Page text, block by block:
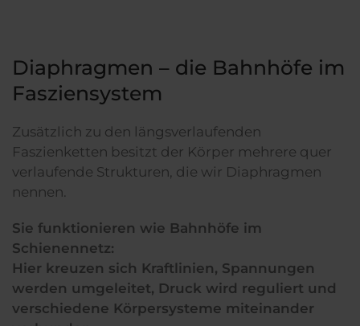
Diaphragmen – die Bahnhöfe im
Fasziensystem
Zusätzlich zu den längsverlaufenden
Faszienketten besitzt der Körper mehrere quer
verlaufende Strukturen, die wir Diaphragmen
nennen.
Sie funktionieren wie Bahnhöfe im
Schienennetz:
Hier kreuzen sich Kraftlinien, Spannungen
werden umgeleitet, Druck wird reguliert und
verschiedene Körpersysteme miteinander